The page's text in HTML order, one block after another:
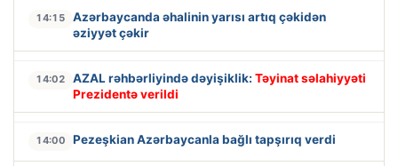
14:15
Azərbaycanda əhalinin yarısı artıq çəkidən
əziyyət çəkir
14:02 AZAL rəhbərliyində dəyişiklik: Təyinat səlahiyyəti
Prezidentə verildi
14:00 Pezeşkian Azərbaycanla bağlı tapşırıq verdi